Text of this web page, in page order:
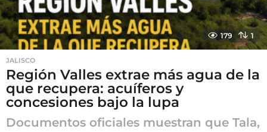
179 1
JALISCO
Región Valles extrae más agua de la
que recupera: acuíferos y
concesiones bajo la lupa
Documentos oficiales muestran que Tala,